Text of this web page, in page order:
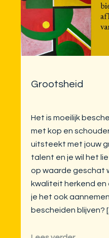
Grootsheid
Het is moeilijk
met kop en
uitsteekt met jouw
talent en je wil het
op waarde geschat
kwaliteit herkend en
je het ook
bescheiden blijven?